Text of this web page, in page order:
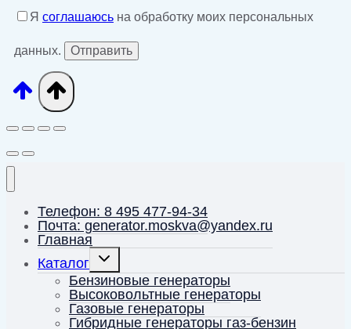
Я соглашаюсь на обработку моих персональных
данных.
Телефон: 8 495 477-94-34
Почта: generator.moskva@yandex.ru
Главная
Каталог
Переключить
меню
Бензиновые генераторы
Высоковольтные генераторы
Газовые генераторы
Гибридные генераторы газ-бензин